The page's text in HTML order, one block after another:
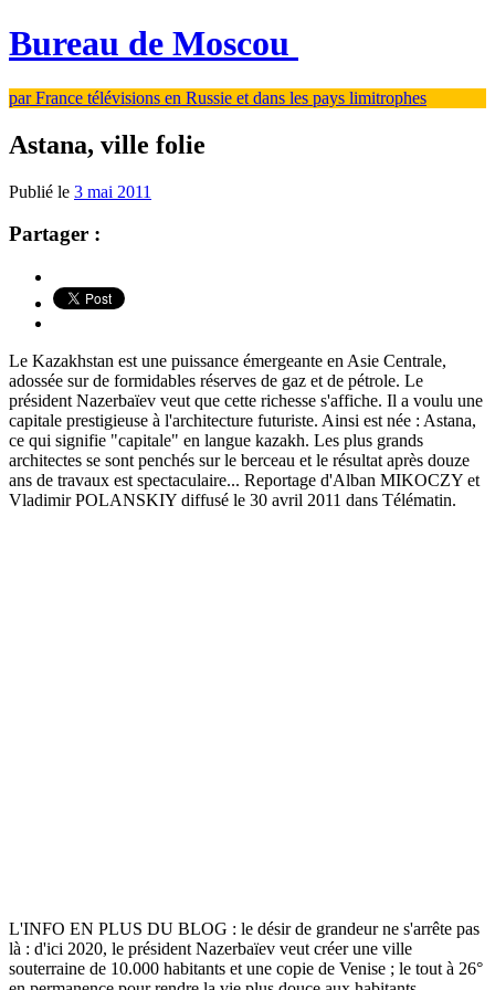
Bureau de Moscou
par France télévisions en Russie et dans les pays limitrophes
Astana, ville folie
Publié le 3 mai 2011
Partager :
Le Kazakhstan est une puissance émergeante en Asie Centrale,
adossée sur de formidables réserves de gaz et de pétrole. Le
président Nazerbaïev veut que cette richesse s'affiche. Il a voulu une
capitale prestigieuse à l'architecture futuriste. Ainsi est née : Astana,
ce qui signifie "capitale" en langue kazakh. Les plus grands
architectes se sont penchés sur le berceau et le résultat après douze
ans de travaux est spectaculaire... Reportage d'Alban MIKOCZY et
Vladimir POLANSKIY diffusé le 30 avril 2011 dans Télématin.
L'INFO EN PLUS DU BLOG : le désir de grandeur ne s'arrête pas
là : d'ici 2020, le président Nazerbaïev veut créer une ville
souterraine de 10.000 habitants et une copie de Venise ; le tout à 26°